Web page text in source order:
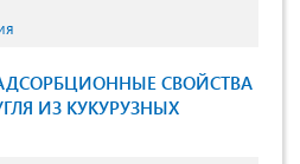
СВОЙСТВА
ИЗ КУКУРУЗНЫХ